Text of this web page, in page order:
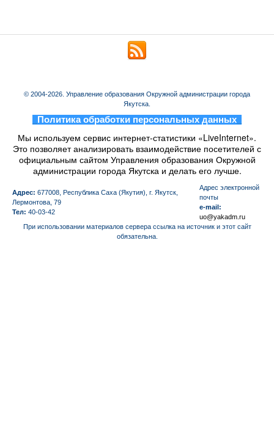
© 2004-2026. Управление образования Окружной администрации города
Якутска.
Политика обработки персональных данных
Мы используем сервис интернет-статистики «LiveInternet».
Это позволяет анализировать взаимодействие посетителей с
официальным сайтом Управления образования Окружной
администрации города Якутска и делать его лучше.
Адрес: 677008, Республика Саха (Якутия), г. Якутск,
Лермонтова, 79
Тел: 40-03-42
Aдрес электронной
почты
e-mail:
uo@yakadm.ru
При использовании материалов сервера ссылка на источник и этот сайт
обязательна.